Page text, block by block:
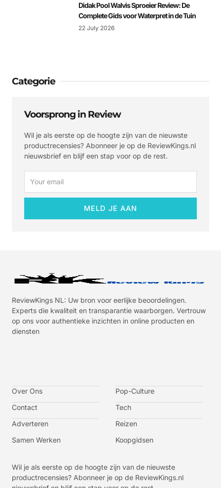
Didak Pool Walvis Sproeier Review: De
Complete Gids voor Waterpret in de Tuin
22 July 2026
Categorie
Voorsprong in Review
Wil je als eerste op de hoogte zijn van de nieuwste
productrecensies? Abonneer je op de ReviewKings.nl
nieuwsbrief en blijf een stap voor op de rest.
MELD JE AAN
ReviewKings NL: Uw bron voor eerlijke beoordelingen.
Experts die kwaliteit en transparantie waarborgen. Vertrouw
op ons voor authentieke inzichten in online producten en
diensten
-
f
a
c
e
o
o
-
t
w
i
t
e
r
-
s
g
r
m
-
-
u
b
Over Ons
Contact
Adverteren
Samen Werken
Pop-Culture
Tech
Reizen
Koopgidsen
Wil je als eerste op de hoogte zijn van de nieuwste
productrecensies? Abonneer je op de ReviewKings.nl